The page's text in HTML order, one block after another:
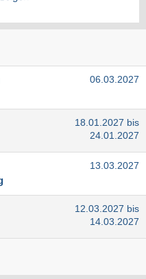
06.03.2027
18.01.2027 bis
24.01.2027
13.03.2027
12.03.2027 bis
14.03.2027